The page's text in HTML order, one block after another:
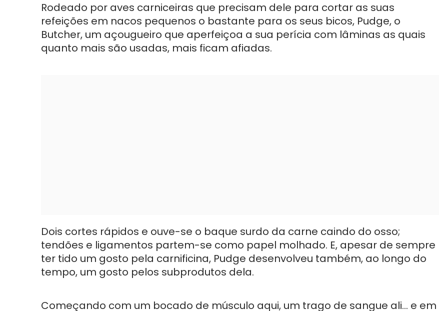
Rodeado por aves carniceiras que precisam dele para cortar as suas
refeições em nacos pequenos o bastante para os seus bicos, Pudge, o
Butcher, um açougueiro que aperfeiçoa a sua perícia com lâminas as quais
quanto mais são usadas, mais ficam afiadas.
Dois cortes rápidos e ouve-se o baque surdo da carne caindo do osso;
tendões e ligamentos partem-se como papel molhado. E, apesar de sempre
ter tido um gosto pela carnificina, Pudge desenvolveu também, ao longo do
tempo, um gosto pelos subprodutos dela.
Começando com um bocado de músculo aqui, um trago de sangue ali… e em